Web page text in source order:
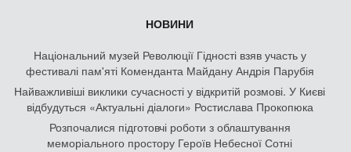
НОВИНИ
Національний музей Революції Гідності взяв участь у
фестивалі пам'яті Коменданта Майдану Андрія Парубія
Найважливіші виклики сучасності у відкритій розмові. У Києві
відбудуться «Актуальні діалоги» Ростислава Прокопюка
Розпочалися підготовчі роботи з облаштування
меморіального простору Героїв Небесної Сотні